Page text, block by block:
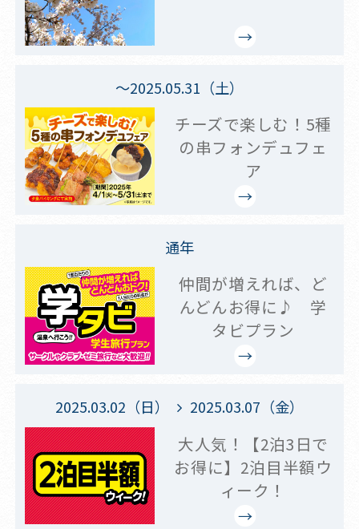
～2025.05.31（土）
チーズで楽しむ！5種
の串フォンデュフェ
ア
通年
仲間が増えれば、ど
んどんお得に♪ 学
タビプラン
2025.03.02（日） 2025.03.07（金）
大人気！【2泊3日で
お得に】2泊目半額ウ
ィーク！